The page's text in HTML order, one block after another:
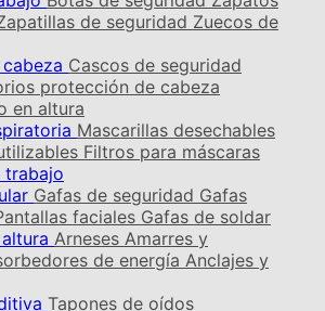
de seguridad Zuecos de
Cascos de seguridad
protección de cabeza
en altura
Mascarillas desechables
Filtros para máscaras
trabajo
Gafas de seguridad Gafas
faciales Gafas de soldar
Arneses Amarres y
de energía Anclajes y
Tapones de oídos